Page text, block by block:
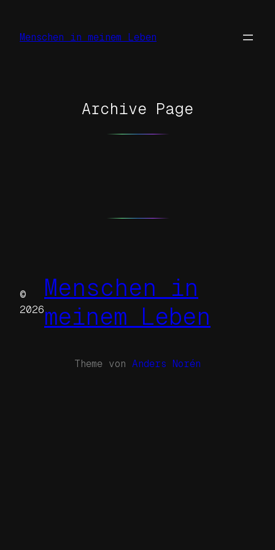
springen
Menschen in meinem Leben
Archive Page
©
2026
Menschen in
meinem Leben
Theme von Anders Norén